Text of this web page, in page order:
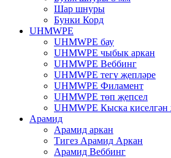
Шар шнуры
Бунки Корд
UHMWPE
UHMWPE бау
UHMWPE чыбык аркан
UHMWPE Веббинг
UHMWPE тегү җепләре
UHMWPE Филамент
UHMWPE төп җепсел
UHMWPE Кыска киселгән
Арамид
Арамид аркан
Тигез Арамид Аркан
Арамид Веббинг